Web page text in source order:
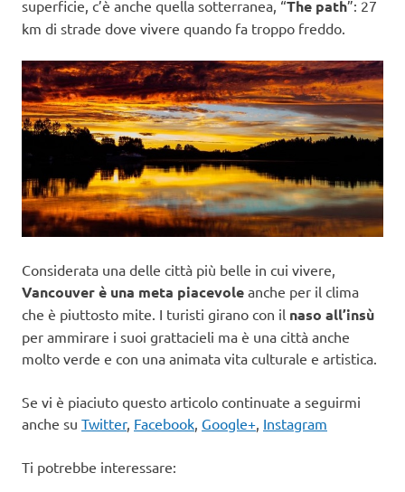
superficie, c’è anche quella sotterranea, “The path”: 27
km di strade dove vivere quando fa troppo freddo.
Considerata una delle città più belle in cui vivere,
Vancouver è una meta piacevole anche per il clima
che è piuttosto mite. I turisti girano con il naso all’insù
per ammirare i suoi grattacieli ma è una città anche
molto verde e con una animata vita culturale e artistica.
Se vi è piaciuto questo articolo continuate a seguirmi
anche su Twitter, Facebook Google+ Instagram
Ti potrebbe interessare: